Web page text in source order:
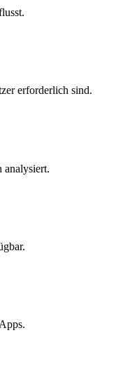
erforderlich sind.
analysiert.